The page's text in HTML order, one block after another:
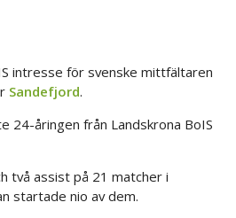
intresse för svenske mittfältaren
Sandefjord.
24-åringen från Landskrona BoIS
två assist på 21 matcher i
startade nio av dem.